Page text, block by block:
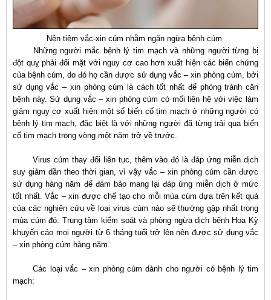
Nên tiêm vắc-xin cúm nhằm ngăn ngừa bệnh cúm
Những người mắc bệnh lý tim mạch và những người từng bị
đột quỵ phải đối mặt với nguy cơ cao hơn xuất hiện các biến chứng
của bệnh cúm, do đó họ cần được sử dụng vắc – xin phòng cúm, bởi
sử dụng vắc – xin phòng cúm là cách tốt nhất để phòng tránh căn
bệnh này. Sử dụng vắc – xin phòng cúm có mối liên hệ với việc làm
giảm nguy cơ xuất hiện một số biến cố tim mạch ở những người có
bệnh lý tim mạch, đặc biệt là với những người đã từng trải qua biến
cố tim mạch trong vòng một năm trở về trước.
Virus cúm thay đổi liên tục, thêm vào đó là đáp ứng miễn dịch
suy giảm dần theo thời gian, vì vậy vắc – xin phòng cúm cần được
sử dụng hàng năm để đảm bảo mang lại đáp ứng miễn dịch ở mức
tốt nhất. Vắc – xin được chế tạo cho mỗi mùa cúm dựa trên kết quả
của các nghiên cứu về loại virus cúm nào sẽ thường gặp nhất trong
mùa cúm đó. Trung tâm kiểm soát và phòng ngừa dịch bệnh Hoa Kỳ
khuyến cáo mọi người từ 6 tháng tuổi trở lên nên được sử dụng vắc
– xin phòng cúm hàng năm.
Các loại vắc – xin phòng cúm dành cho người có bệnh lý tim
mạch: